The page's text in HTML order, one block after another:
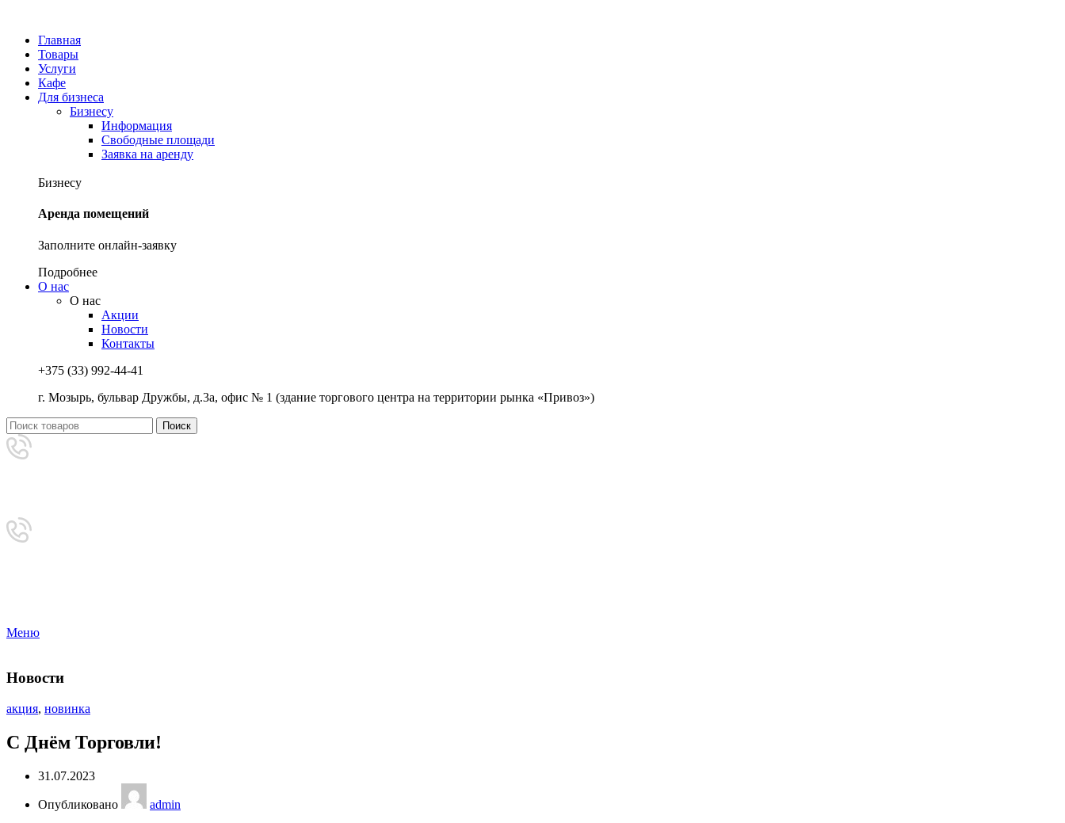
Главная
Товары
Услуги
Кафе
Для бизнеса
Бизнесу
Информация
Свободные площади
Заявка на аренду
Бизнесу
Аренда помещений
Заполните онлайн-заявку
Подробнее
О нас
О нас
Акции
Новости
Контакты
+375 (33) 992-44-41
г. Мозырь, бульвар Дружбы, д.3а, офис № 1 (здание торгового центра на территории рынка «Привоз»)
Поиск
Меню
Новости
акция, новинка
С Днём Торговли!
31.07.2023
Опубликовано
admin